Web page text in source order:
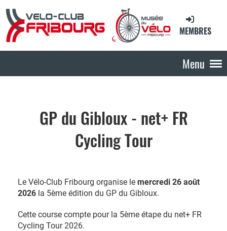
MEMBRES
Menu
GP du Gibloux - net+ FR
Cycling Tour
Le Vélo-Club Fribourg organise le mercredi 26 août
2026 la 5ème édition du GP du Gibloux.
Cette course compte pour la 5ème étape du net+ FR
Cycling Tour 2026.